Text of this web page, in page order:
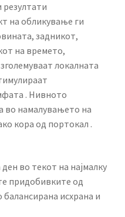
на обликување ги
задникот,
на времето,
локалната
. Нивното
во намалувањето на
кора од портокал .
во текот на најмалку
придобивките од
исхрана и